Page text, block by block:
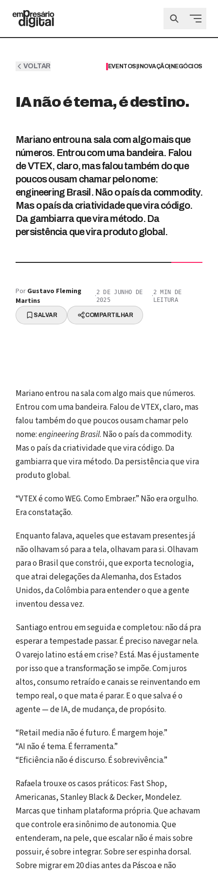
VOLTAR EVENTOS|INOVAÇÃO|NEGÓCIOS
IA não é tema, é destino.
Mariano entrou na sala com algo mais que
números. Entrou com uma bandeira. Falou
de VTEX, claro, mas falou também do que
poucos ousam chamar pelo nome:
engineering Brasil. Não o país da commodity.
Mas o país da criatividade que vira código.
Da gambiarra que vira método. Da
persistência que vira produto global.
Por Gustavo Fleming
Martins
·2 DE JUNHO DE
2025
·2 MIN DE
LEITURA
SALVAR COMPARTILHAR
Mariano entrou na sala com algo mais que números.
Entrou com uma bandeira. Falou de VTEX, claro, mas
falou também do que poucos ousam chamar pelo
nome:engineering Brasil. Não o país da commodity.
Mas o país da criatividade que vira código. Da
gambiarra que vira método. Da persistência que vira
produto global.
“VTEX é como WEG. Como Embraer.” Não era orgulho.
Era constatação.
Enquanto falava, aqueles que estavam presentes já
não olhavam só para a tela, olhavam para si. Olhavam
para o Brasil que constrói, que exporta tecnologia,
que atrai delegações da Alemanha, dos Estados
Unidos, da Colômbia para entender o que a gente
inventou dessa vez.
Santiago entrou em seguida e completou: não dá pra
esperar a tempestade passar. É preciso navegar nela.
O varejo latino está em crise? Está. Mas é justamente
por isso que a transformação se impõe. Com juros
altos, consumo retraído e canais se reinventando em
tempo real, o que mata é parar. E o que salva é o
agente — de IA, de mudança, de propósito.
“Retail media não é futuro. É margem hoje.”
“AI não é tema. É ferramenta.”
“Eficiência não é discurso. É sobrevivência.”
Rafaela trouxe os casos práticos: Fast Shop,
Americanas, Stanley Black & Decker, Mondelez.
Marcas que tinham plataforma própria. Que achavam
que controle era sinônimo de autonomia. Que
entenderam, na pele, que escalar não é mais sobre
possuir, é sobre integrar. Sobre ser espinha dorsal.
Sobre migrar em 20 dias antes da Páscoa e não